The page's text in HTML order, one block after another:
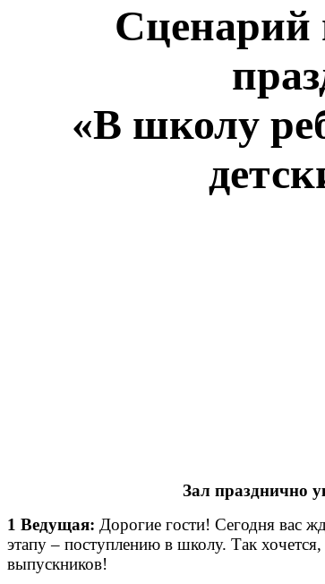
Сценарий
«В школу
Зал празднично
1 Ведущая: Дорогие гости! Сегодня вас
этапу – поступлению в школу. Так
выпускников!